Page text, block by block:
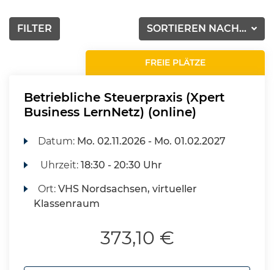
SORTIEREN NACH...
FILTER
FREIE PLÄTZE
Betriebliche Steuerpraxis (Xpert
Business LernNetz) (online)
Datum: Mo. 02.11.2026 - Mo. 01.02.2027
Uhrzeit:18:30 - 20:30 Uhr
Ort:VHS Nordsachsen, virtueller
Klassenraum
373,10 €